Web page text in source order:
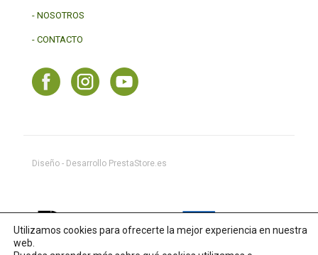
- NOSOTROS
- CONTACTO
Diseño - Desarrollo PrestaStore.es
Utilizamos cookies para ofrecerte la mejor experiencia en nuestra
web.